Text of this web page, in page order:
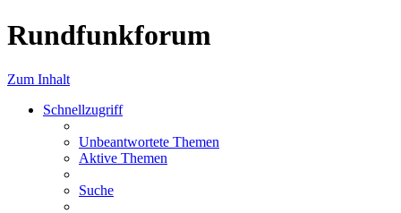
Rundfunkforum
Zum Inhalt
Schnellzugriff
Unbeantwortete Themen
Aktive Themen
Suche